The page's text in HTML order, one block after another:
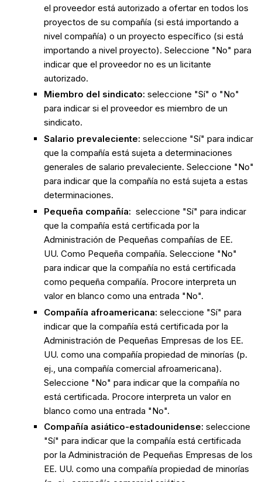
el proveedor está autorizado a ofertar en todos los
proyectos de su compañía (si está importando a
nivel compañía) o un proyecto específico (si está
importando a nivel proyecto). Seleccione "No" para
indicar que el proveedor no es un licitante
autorizado.
Miembro del sindicato: seleccione "Sí" o "No"
para indicar si el proveedor es miembro de un
sindicato.
Salario prevaleciente: seleccione "Sí" para indicar
que la compañía está sujeta a determinaciones
generales de salario prevaleciente. Seleccione "No"
para indicar que la compañía no está sujeta a estas
determinaciones.
Pequeña compañía: seleccione "Sí" para indicar
que la compañía está certificada por la
Administración de Pequeñas compañías de EE.
UU. Como Pequeña compañía. Seleccione "No"
para indicar que la compañía no está certificada
como pequeña compañía. Procore interpreta un
valor en blanco como una entrada "No".
Compañía afroamericana: seleccione "Sí" para
indicar que la compañía está certificada por la
Administración de Pequeñas Empresas de los EE.
UU. como una compañía propiedad de minorías (p.
ej., una compañía comercial afroamericana).
Seleccione "No" para indicar que la compañía no
está certificada. Procore interpreta un valor en
blanco como una entrada "No".
Compañía asiático-estadounidense: seleccione
"Sí" para indicar que la compañía está certificada
por la Administración de Pequeñas Empresas de los
EE. UU. como una compañía propiedad de minorías